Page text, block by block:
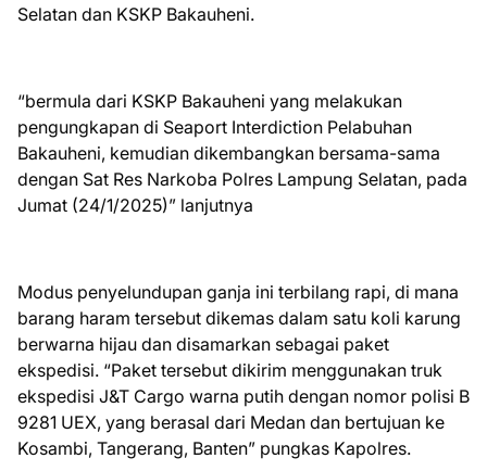
Selatan dan KSKP Bakauheni.
“bermula dari KSKP Bakauheni yang melakukan
pengungkapan di Seaport Interdiction Pelabuhan
Bakauheni, kemudian dikembangkan bersama-sama
dengan Sat Res Narkoba Polres Lampung Selatan, pada
Jumat (24/1/2025)” lanjutnya
Modus penyelundupan ganja ini terbilang rapi, di mana
barang haram tersebut dikemas dalam satu koli karung
berwarna hijau dan disamarkan sebagai paket
ekspedisi. “Paket tersebut dikirim menggunakan truk
ekspedisi J&T Cargo warna putih dengan nomor polisi B
9281 UEX, yang berasal dari Medan dan bertujuan ke
Kosambi, Tangerang, Banten” pungkas Kapolres.